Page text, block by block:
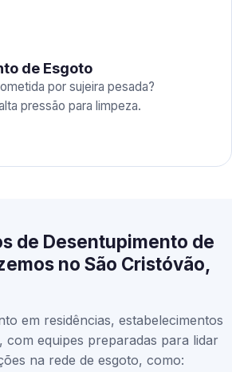
de Esgoto
por sujeira pesada?
pressão para limpeza.
de Desentupimento de
no São Cristóvão,
em residências, estabelecimentos
com equipes preparadas para lidar
na rede de esgoto, como: